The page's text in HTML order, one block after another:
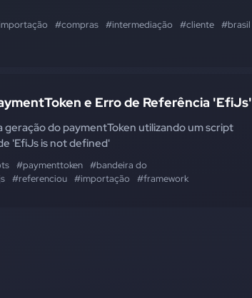
#compras #intermediação #cliente #brasil
e Erro de Referência 'EfiJs'
geração do paymentToken utilizando um script
'EfiJs is not defined'
#paymenttoken #bandeira do
#referenciou #importação #framework